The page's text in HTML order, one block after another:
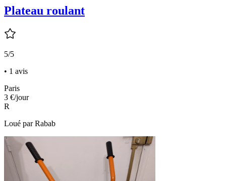
Plateau roulant
5/5
• 1 avis
Paris
3 €/jour
R
Loué parRabab